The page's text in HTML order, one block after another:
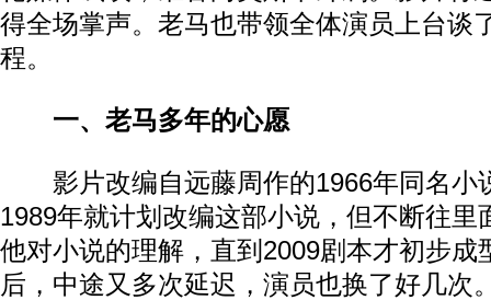
得全场掌声。老马也带领全体演员上台谈
程。
一、老马多年的心愿
影片改编自远藤周作的1966年同名小
1989年就计划改编这部小说，但不断往里
他对小说的理解，直到2009剧本才初步成
后，中途又多次延迟，演员也换了好几次